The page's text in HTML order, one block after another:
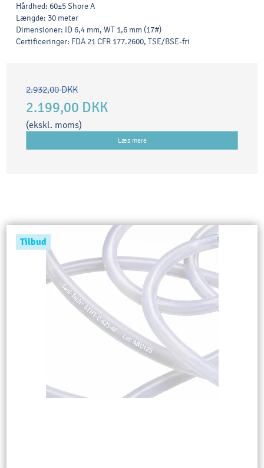
Hårdhed: 60±5 Shore A
Længde: 30 meter
Dimensioner: ID 6,4 mm, WT 1,6 mm (17#)
Certificeringer: FDA 21 CFR 177.2600, TSE/BSE-fri
2.932,00 DKK
2.199,00 DKK
(ekskl. moms)
Læs mere
Tilbud